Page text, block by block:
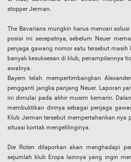
stopper Jerman.
The Bavarians mungkin harus mencari
posisi ini secepatnya, sebelum Neuer
penjaga gawang nomor satu tersebut masih
banyak kesuksesan di klub, penampilannya
awalnya.
Bayern telah mempertimbangkan
pengganti jangka panjang Neuer. Laporan
ini dimulai pada akhir musim kemarin.
membuktikan dirinya sebagai penjaga
Klub Jerman tersebut mempertahankan nya
situasi kontak mengelilinginya.
Die Roten dilaporkan akan menghadapi
sejumlah klub Eropa lainnya yang ingin